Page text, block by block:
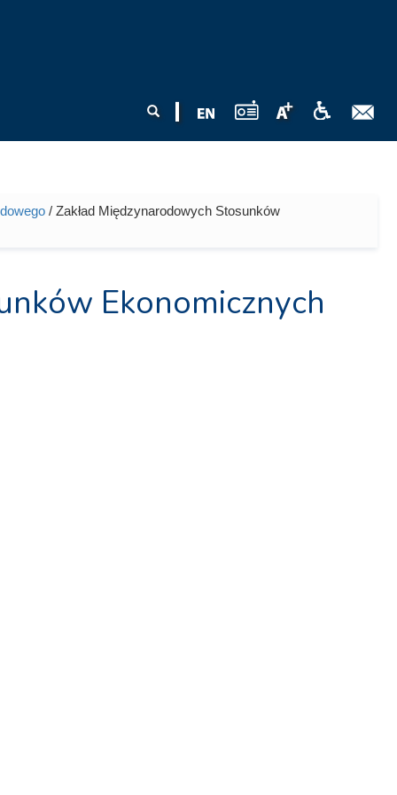
Szukaj
/ Zakład Międzynarodowych Stosunków
Ekonomicznych